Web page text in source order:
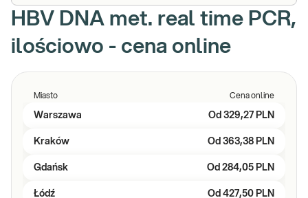
HBV DNA met. real time PCR,
ilościowo - cena online
Miasto Cena online
Warszawa Od 329,27 PLN
Kraków Od 363,38 PLN
Gdańsk Od 284,05 PLN
Łódź Od 427,50 PLN